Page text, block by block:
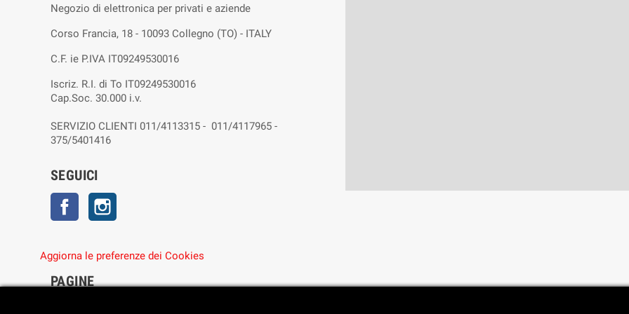
Negozio di elettronica per privati e aziende
Corso Francia, 18 - 10093 Collegno (TO) - ITALY
C.F. ie P.IVA IT09249530016
Iscriz. R.I. di To IT09249530016
Cap.Soc. 30.000 i.v.
SERVIZIO CLIENTI 011/4113315 - 011/4117965 -
375/5401416
SEGUICI
Facebook
Aggiorna le preferenze dei Cookies
PAGINE